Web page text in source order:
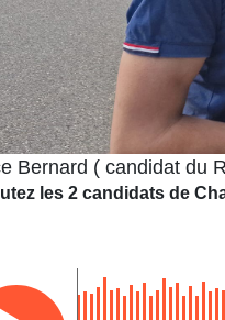
Bernard ( candidat du
les 2 candidats de